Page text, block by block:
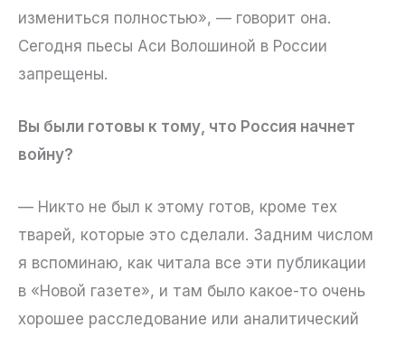
измениться полностью», — говорит она.
Сегодня пьесы Аси Волошиной в России
запрещены.
Вы были готовы к тому, что Россия начнет
войну?
— Никто не был к этому готов, кроме тех
тварей, которые это сделали. Задним числом
я вспоминаю, как читала все эти публикации
в «Новой газете», и там было какое-то очень
хорошее расследование или аналитический